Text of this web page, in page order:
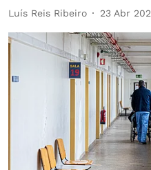
Luís Reis Ribeiro 23 Abr